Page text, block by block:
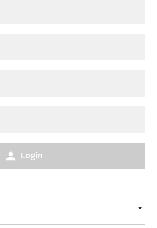
Login